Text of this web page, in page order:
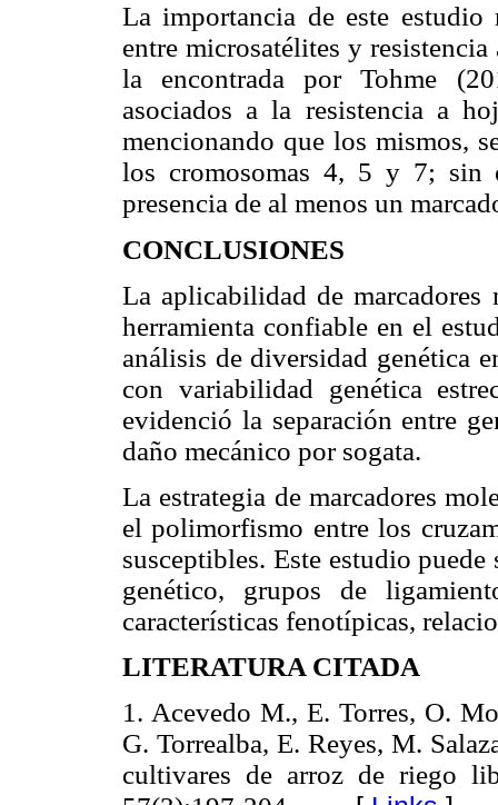
La importancia de este
entre microsatélites y
la encontrada por Tohme
asociados a la resistencia a
mencionando que los mismos,
los cromosomas 4, 5 y 7; sin
presencia de al menos un
CONCLUSIONES
La aplicabilidad de marcadores
herramienta confiable en el
análisis de diversidad genética
con variabilidad genética
evidenció la separación entre
daño mecánico por sogata.
La estrategia de marcadores
el polimorfismo entre los
susceptibles. Este estudio
genético, grupos de
características fenotípicas,
LITERATURA CITADA
1. Acevedo M., E. Torres, O.
G. Torrealba, E. Reyes, M.
cultivares de arroz de riego